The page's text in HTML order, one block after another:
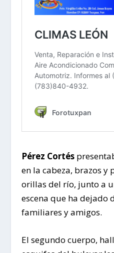
Pérez Cortés
en la cabeza, brazos y
orillas del río, junto a
escena que ha dejado
familiares y amigos.
El segundo cuerpo,